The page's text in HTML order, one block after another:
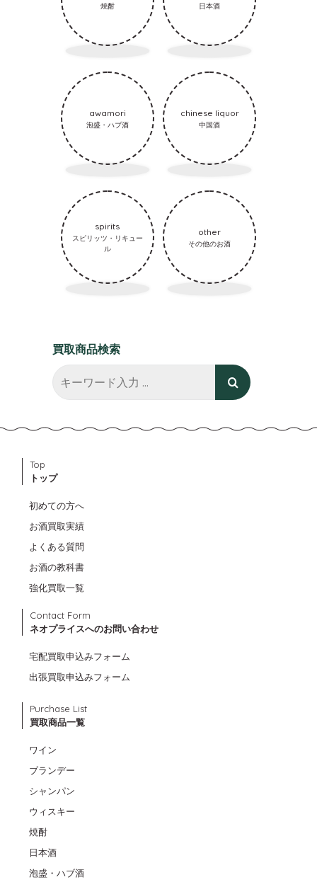
焼酎 日本酒
awamori
泡盛・ハブ酒
chinese liquor
中国酒
spirits
スピリッツ・リキュー
ル
other
その他のお酒
買取商品検索
Top
トップ
初めての方へ
お酒買取実績
よくある質問
お酒の教科書
強化買取一覧
Contact Form
ネオプライスへのお問い合わせ
宅配買取申込みフォーム
出張買取申込みフォーム
Purchase List
買取商品一覧
ワイン
ブランデー
シャンパン
ウィスキー
焼酎
日本酒
泡盛・ハブ酒